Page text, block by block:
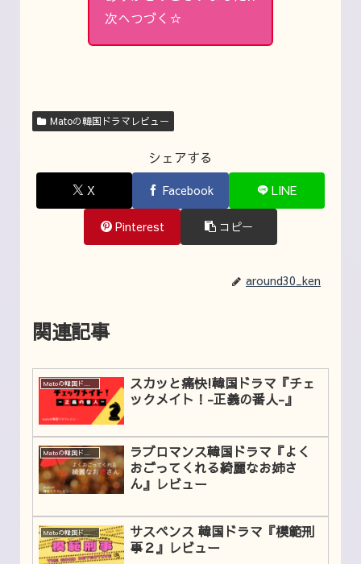
次へつづく☆
Matoの韓国ドラマレビュー
シェアする
X Facebook LINE
Pinterest コピー
around30_ken
関連記事
Matoの韓国ドラマレビュー
スカッと痛快!韓国ドラマ『チェ
ックメイト！-正義の番人-』
ラブロマンス韓国ドラマ『よく
おごってくれる綺麗なお姉さ
ん』レビュー
Matoの韓国ドラマレビュー
サスペンス 韓国ドラマ『模範刑
事２』レビュー